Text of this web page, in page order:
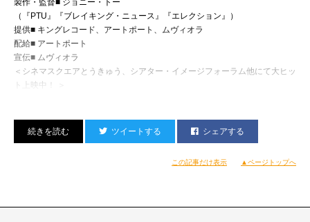
32 デトロイト・メタル・シティ
33 ぼくたちと駐在さんの700日戦争
34 20世紀少年
35 ハンサム★スーツ
36 ゲゲゲの鬼太郎 千年呪い歌
37 カンフーくん
これとまったく重複していないので、
そちらもお楽しみに〜。
（宇多丸）
（『PTU』『ブレイキング・ニュース』『エレクション』）
提供■ キングレコード、アートポート、ムヴィオラ
配給■ アートポート
宣伝■ ムヴィオラ
＜シネマスクエアとうきゅう、シアター・イメージフォーラム他にて大ヒッ
ト上映中！ ＞
ツイートする
シェアする
この記事だけ表示 ▲ページトップへ